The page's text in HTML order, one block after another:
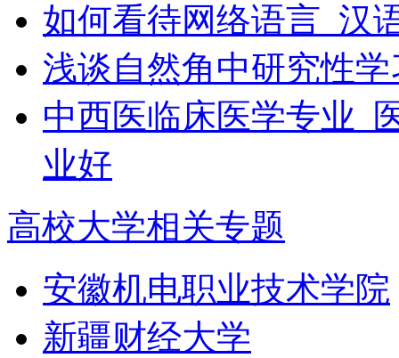
如何看待网络语言_汉
浅谈自然角中研究性
中西医临床医学专业_
业好
高校大学相关专题
安徽机电职业技术学院
新疆财经大学